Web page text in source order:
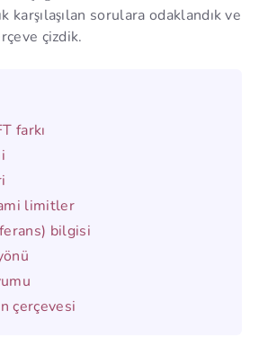
karşılaşılan sorulara odaklandık ve
çizdik.
farkı
limitler
bilgisi
çerçevesi